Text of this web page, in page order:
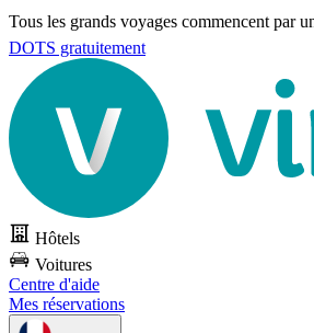
Tous les grands voyages commencent par
DOTS gratuitement
Hôtels
Voitures
Centre d'aide
Mes réservations